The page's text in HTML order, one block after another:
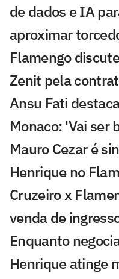
de dados e IA
aproximar
Flamengo
Zenit pela
Ansu Fati
Monaco: 'Vai ser
Mauro Cezar é
Henrique no
Cruzeiro x
venda de
Enquanto
Henrique atinge